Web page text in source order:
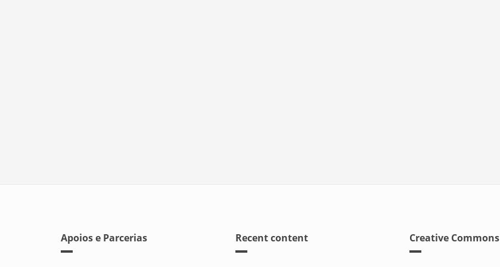
Apoios e Parcerias Recent content Creative Commons